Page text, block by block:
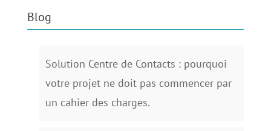
Blog
Solution Centre de Contacts : pourquoi
votre projet ne doit pas commencer par
un cahier des charges.